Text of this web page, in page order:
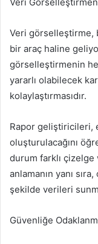
Veri görselleştirme,
bir araç haline
görselleştirmenin
yararlı olabilecek
kolaylaştırmasıdır.
Rapor geliştiricileri,
oluşturulacağını
durum farklı çizelge
anlamanın yanı
şekilde verileri
Güvenliğe